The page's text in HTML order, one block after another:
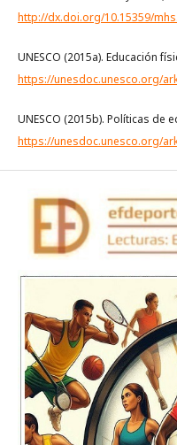
http://dx.doi.org/10.15359/
UNESCO (2015a). Educación
https://unesdoc.unesco.org/
UNESCO (2015b). Políticas de
https://unesdoc.unesco.org/